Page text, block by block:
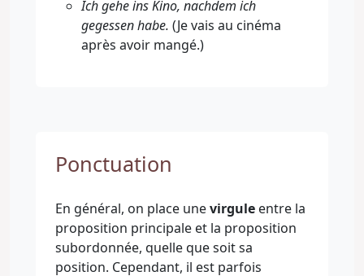
Ich gehe ins Kino, nachdem ich
gegessen habe. (Je vais au cinéma
après avoir mangé.)
Ponctuation
En général, on place unevirgule entre la
proposition principale et la proposition
subordonnée, quelle que soit sa
position. Cependant, il est parfois